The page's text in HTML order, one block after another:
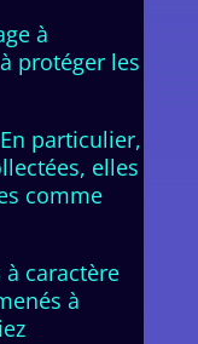
à
protéger les
particulier,
elles
comme
caractère
à